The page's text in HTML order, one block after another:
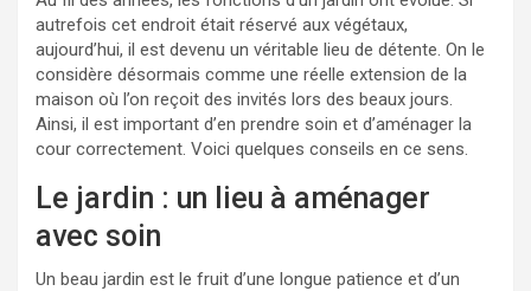
autrefois cet endroit était réservé aux végétaux,
aujourd’hui, il est devenu un véritable lieu de détente. On le
considère désormais comme une réelle extension de la
maison où l’on reçoit des invités lors des beaux jours.
Ainsi, il est important d’en prendre soin et d’aménager la
cour correctement. Voici quelques conseils en ce sens.
Le jardin : un lieu à aménager
avec soin
Un beau jardin est le fruit d’une longue patience et d’un